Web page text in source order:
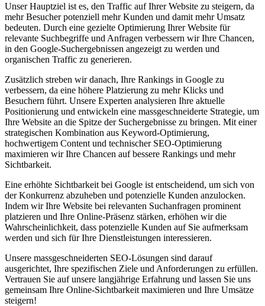
Unser Hauptziel ist es, den Traffic auf Ihrer Website zu steigern, da
mehr Besucher potenziell mehr Kunden und damit mehr Umsatz
bedeuten. Durch eine gezielte Optimierung Ihrer Website für
relevante Suchbegriffe und Anfragen verbessern wir Ihre Chancen,
in den Google-Suchergebnissen angezeigt zu werden und
organischen Traffic zu generieren.
Zusätzlich streben wir danach, Ihre Rankings in Google zu
verbessern, da eine höhere Platzierung zu mehr Klicks und
Besuchern führt. Unsere Experten analysieren Ihre aktuelle
Positionierung und entwickeln eine massgeschneiderte Strategie, um
Ihre Website an die Spitze der Suchergebnisse zu bringen. Mit einer
strategischen Kombination aus Keyword-Optimierung,
hochwertigem Content und technischer SEO-Optimierung
maximieren wir Ihre Chancen auf bessere Rankings und mehr
Sichtbarkeit.
Eine erhöhte Sichtbarkeit bei Google ist entscheidend, um sich von
der Konkurrenz abzuheben und potenzielle Kunden anzulocken.
Indem wir Ihre Website bei relevanten Suchanfragen prominent
platzieren und Ihre Online-Präsenz stärken, erhöhen wir die
Wahrscheinlichkeit, dass potenzielle Kunden auf Sie aufmerksam
werden und sich für Ihre Dienstleistungen interessieren.
Unsere massgeschneiderten SEO-Lösungen sind darauf
ausgerichtet, Ihre spezifischen Ziele und Anforderungen zu erfüllen.
Vertrauen Sie auf unsere langjährige Erfahrung und lassen Sie uns
gemeinsam Ihre Online-Sichtbarkeit maximieren und Ihre Umsätze
steigern!